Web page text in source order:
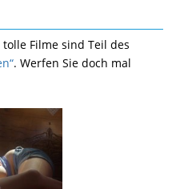
Filme sind Teil des
. Werfen Sie doch mal